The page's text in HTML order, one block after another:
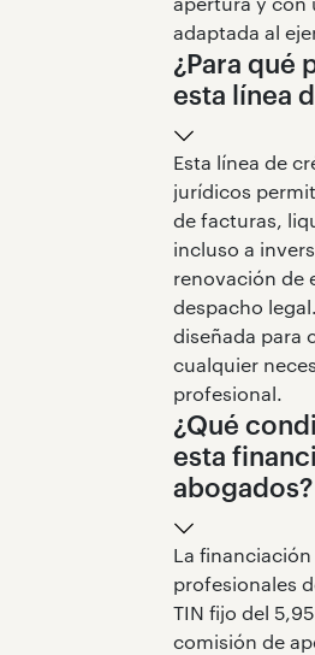
adaptada al
¿Para qué
esta línea
Esta línea de
jurídicos
de facturas,
incluso a
renovación de
despacho
diseñada para
cualquier
profesional.
¿Qué
esta
abogados?
La
profesionales
TIN fijo del 5,95
comisión de